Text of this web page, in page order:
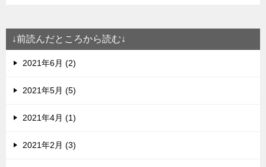
↓前読んだところから読む↓
2021年6月 (2)
2021年5月 (5)
2021年4月 (1)
2021年2月 (3)